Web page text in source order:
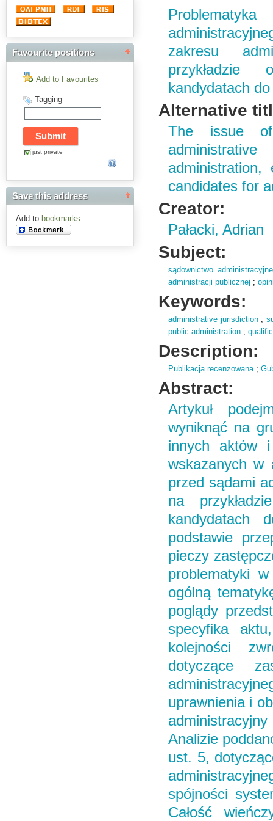
Favourite positions
Add to Favourites
Tagging
just private
Save this address
Add to bookmarks
zakresu
przykładzie
kandydatach
Alternative
The issue
candidates for
Creator:
Pałacki, Adrian
Subject:
sądownictwo administracyjne
administracji publicznej ;
Keywords:
administrative jurisdiction;
public administration ;
Description:
Publikacja recenzowana;
Abstract:
Artykuł
wyniknąć na
innych aktów
wskazanych
przed sądami
na
kandydatach
podstawie
pieczy
problematyki
ogólną
poglądy
specyfika
kolejności
dotyczące
uprawnienia i
Analizie
ust. 5,
spójności
Całość